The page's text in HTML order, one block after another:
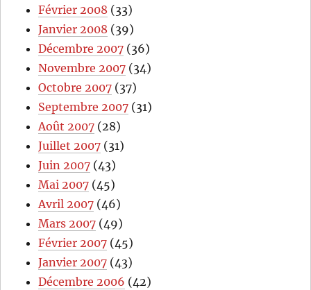
Février 2008 (33)
Janvier 2008 (39)
Décembre 2007 (36)
Novembre 2007 (34)
Octobre 2007 (37)
Septembre 2007 (31)
Août 2007 (28)
Juillet 2007 (31)
Juin 2007 (43)
Mai 2007 (45)
Avril 2007 (46)
Mars 2007 (49)
Février 2007 (45)
Janvier 2007 (43)
Décembre 2006 (42)